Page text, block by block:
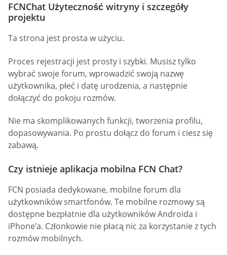
FCNChat Użyteczność witryny i szczegóły
projektu
Ta strona jest prosta w użyciu.
Proces rejestracji jest prosty i szybki. Musisz tylko
wybrać swoje forum, wprowadzić swoją nazwę
użytkownika, płeć i datę urodzenia, a następnie
dołączyć do pokoju rozmów.
Nie ma skomplikowanych funkcji, tworzenia profilu,
dopasowywania. Po prostu dołącz do forum i ciesz się
zabawą.
Czy istnieje aplikacja mobilna FCN Chat?
FCN posiada dedykowane, mobilne forum dla
użytkowników smartfonów. Te mobilne rozmowy są
dostępne bezpłatnie dla użytkowników Androida i
iPhone’a. Członkowie nie płacą nic za korzystanie z tych
rozmów mobilnych.